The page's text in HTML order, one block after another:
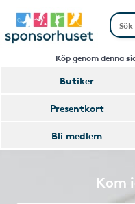
Köp genom denna
Butiker
Presentkort
Bli medlem
Kom